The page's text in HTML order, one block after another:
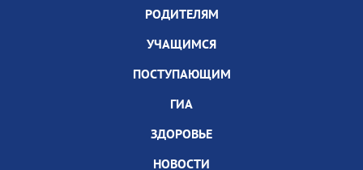
РОДИТЕЛЯМ
УЧАЩИМСЯ
ПОСТУПАЮЩИМ
ГИА
ЗДОРОВЬЕ
НОВОСТИ